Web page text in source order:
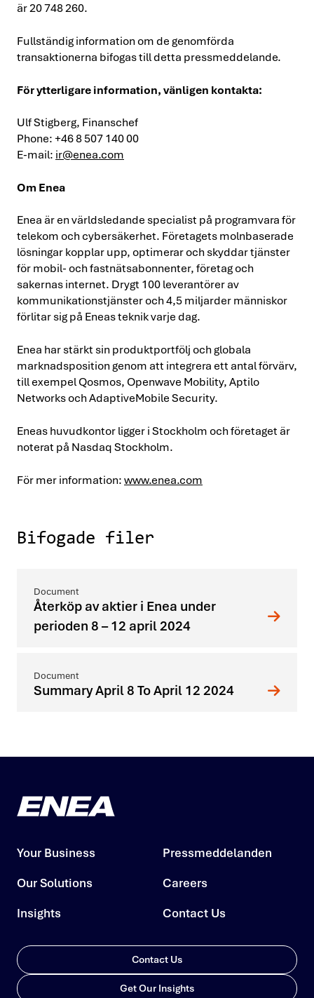
är 20 748 260.
Fullständig information om de genomförda
transaktionerna bifogas till detta pressmeddelande.
För ytterligare information, vänligen kontakta:
Ulf Stigberg, Finanschef
Phone: +46 8 507 140 00
E-mail: ir@enea.com
Om Enea
Enea är en världsledande specialist på programvara för
telekom och cybersäkerhet. Företagets molnbaserade
lösningar kopplar upp, optimerar och skyddar tjänster
för mobil- och fastnätsabonnenter, företag och
sakernas internet. Drygt 100 leverantörer av
kommunikationstjänster och 4,5 miljarder människor
förlitar sig på Eneas teknik varje dag.
Enea har stärkt sin produktportfölj och globala
marknadsposition genom att integrera ett antal förvärv,
till exempel Qosmos, Openwave Mobility, Aptilo
Networks och AdaptiveMobile Security.
Eneas huvudkontor ligger i Stockholm och företaget är
noterat på Nasdaq Stockholm.
För mer information:www.enea.com
Bifogade filer
Återköp av aktier i Enea under
perioden 8 – 12 april 2024
Summary April 8 To April 12 2024
Your Business
Our Solutions
Insights
Pressmeddelanden
Careers
Contact Us
Contact Us
Get Our Insights